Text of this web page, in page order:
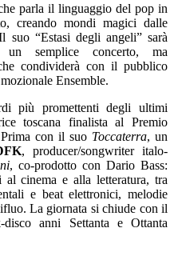
parla il linguaggio del pop in
creando mondi magici dalle
suo “Estasi degli angeli” sarà
semplice concerto, ma
condividerà con il pubblico
Ensemble.
più promettenti degli ultimi
toscana finalista al Premio
con il suo Toccaterra, un
, producer/songwriter italo-
, co-prodotto con Dario Bass:
al cinema e alla letteratura, tra
e beat elettronici, melodie
La giornata si chiude con il
anni Settanta e Ottanta